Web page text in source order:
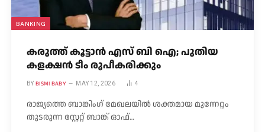
BANKING
കരുത്ത് കൂട്ടാൻ എസ് ബി ഐ; പുതിയ
കളക്ഷൻ ടീം രൂപീകരിക്കും
BY BISMI BABY MAY 12, 2026 4
രാജ്യത്തെ ബാങ്കിംഗ് മേഖലയിൽ ശക്തമായ മുന്നേറ്റം
തുടരുന്ന സ്റ്റേറ്റ് ബാങ്ക് ഓഫ്…